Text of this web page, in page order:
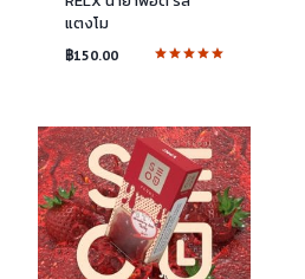
แตงโม
฿150.00